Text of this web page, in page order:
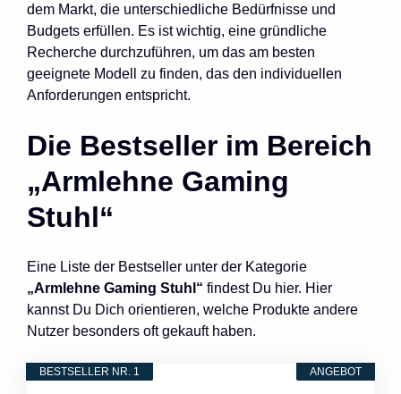
dem Markt, die unterschiedliche Bedürfnisse und
Budgets erfüllen. Es ist wichtig, eine gründliche
Recherche durchzuführen, um das am besten
geeignete Modell zu finden, das den individuellen
Anforderungen entspricht.
Die Bestseller im Bereich
„Armlehne Gaming
Stuhl“
Eine Liste der Bestseller unter der Kategorie
„Armlehne Gaming Stuhl“ findest Du hier. Hier
kannst Du Dich orientieren, welche Produkte andere
Nutzer besonders oft gekauft haben.
ANGEBOT
BESTSELLER NR. 1